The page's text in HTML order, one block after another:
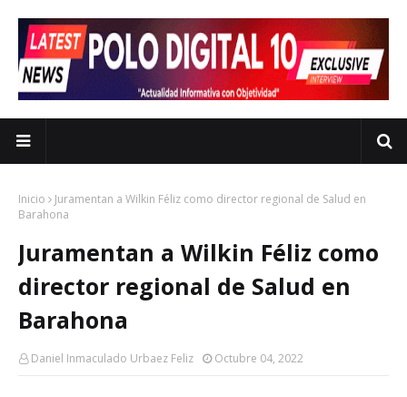
Inicio
Juramentan a Wilkin Féliz como director regional de Salud en
Barahona
Juramentan a Wilkin Féliz como
director regional de Salud en
Barahona
Daniel Inmaculado Urbaez Feliz Octubre 04, 2022